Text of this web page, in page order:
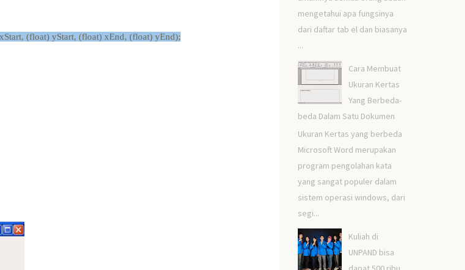
(float) yStart, (float) xEnd, (float) yEnd);
mengetahui apa fungsinya
dari daftar tab el dan biasanya
...
Cara Membuat
Ukuran Kertas
Yang Berbeda-
beda Dalam Satu Dokumen
Ukuran Kertas yang berbeda
Microsoft Word merupakan
program pengolahan kata
yang sangat populer dalam
sistem operasi windows, dari
segi...
Kuliah di
UNPAND bisa